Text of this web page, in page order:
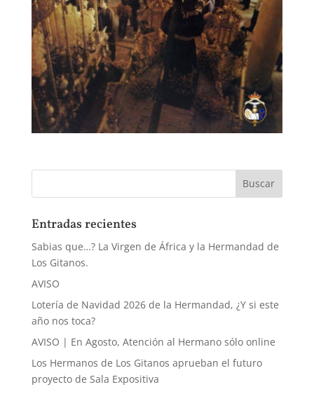
Entradas recientes
Sabias que…? La Virgen de África y la Hermandad de
Los Gitanos.
AVISO
Lotería de Navidad 2026 de la Hermandad, ¿Y si este
año nos toca?
AVISO | En Agosto, Atención al Hermano sólo online
Los Hermanos de Los Gitanos aprueban el futuro
proyecto de Sala Expositiva